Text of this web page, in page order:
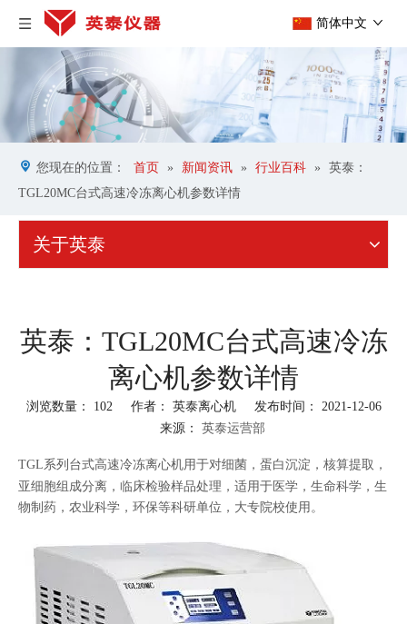
简体中文
您现在的位置： 首页 » 新闻资讯 » 行业百科 »
英泰：
TGL20MC台式高速冷冻离心机参数详情
关于英泰
英泰：TGL20MC台式高速冷冻
离心机参数详情
浏览数量： 102作者： 英泰离心机 发布时间： 2021-12-06
来源： 英泰运营部
["facebook","twitter","line","wechat","linkedin","pinterest","whatsapp"]
TGL系列台式高速冷冻离心机用于对细菌，蛋白沉淀，核算提取，
亚细胞组成分离，临床检验样品处理，适用于医学，生命科学，生
物制药，农业科学，环保等科研单位，大专院校使用。